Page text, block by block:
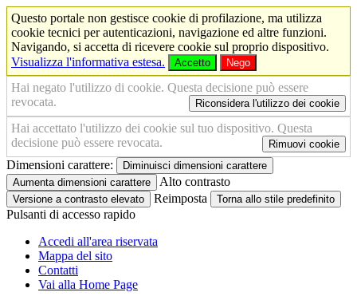
Questo portale non gestisce cookie di profilazione, ma utilizza
cookie tecnici per autenticazioni, navigazione ed altre funzioni.
Navigando, si accetta di ricevere cookie sul proprio dispositivo.
Visualizza l'informativa estesa.
Accetto Nego
Hai negato l'utilizzo di cookie. Questa decisione può essere
revocata.
Riconsidera l'utilizzo dei cookie
Hai accettato l'utilizzo dei cookie sul tuo dispositivo. Questa
decisione può essere revocata.
Rimuovi cookie
Dimensioni carattere:
Diminuisci dimensioni carattere
Aumenta dimensioni carattere
Alto contrasto
Versione a contrasto elevato Reimposta Torna allo stile predefinito
Pulsanti di accesso rapido
Accedi all'area riservata
Mappa del sito
Contatti
Vai alla Home Page